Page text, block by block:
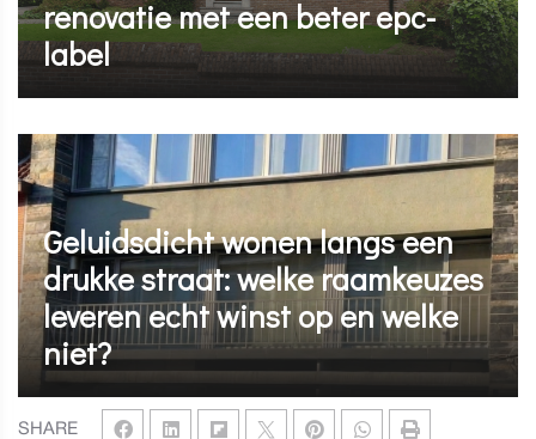
SHARE
renovatie met een beter epc-
label
Geluidsdicht wonen langs een
drukke straat: welke raamkeuzes
leveren echt winst op en welke
niet?